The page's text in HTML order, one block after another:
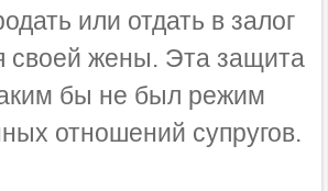
или отдать в залог
своей жены. Эта защита
бы не был режим
отношений супругов.